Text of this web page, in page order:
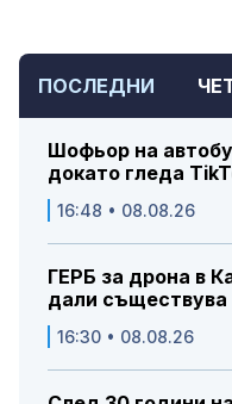
ПОСЛЕДНИ
Шофьор на
докато гледа
16:48 • 08.08.26
ГЕРБ за дрона в
дали съществува
16:30 • 08.08.26